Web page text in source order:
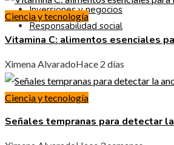
Inversiones y negocios
Responsabilidad social
Ciencia y tecnología
Vitamina C: alimentos esenciales
Ximena AlvaradoHace 2 días
Ciencia y tecnología
Señales tempranas para detectar